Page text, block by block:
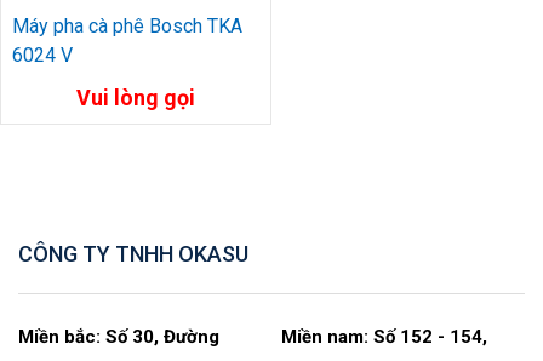
Máy pha cà phê Bosch TKA
6024 V
Vui lòng gọi
CÔNG TY TNHH OKASU
Miền bắc: Số 30, Đường
Miền nam: Số 152 - 154,